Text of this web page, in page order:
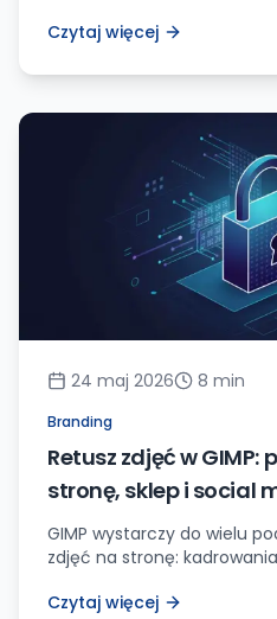
enter, a tu nagle…
pójść nie tak. Przecież ta
wzrastać. Jak mam teraz
Czytaj więcej
24 maj 2026 8 min
Branding
Retusz zdjęć w
stronę, sklep i social
GIMP wystarczy do wielu
zdjęć na stronę:
WebP/JPG. Zobacz
Czytaj więcej